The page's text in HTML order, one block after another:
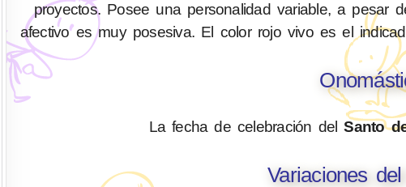
proyectos. Posee una personalidad variable, a pesar
afectivo es muy posesiva. El color rojo vivo es el
La fecha de celebración delSanto
Variaciones